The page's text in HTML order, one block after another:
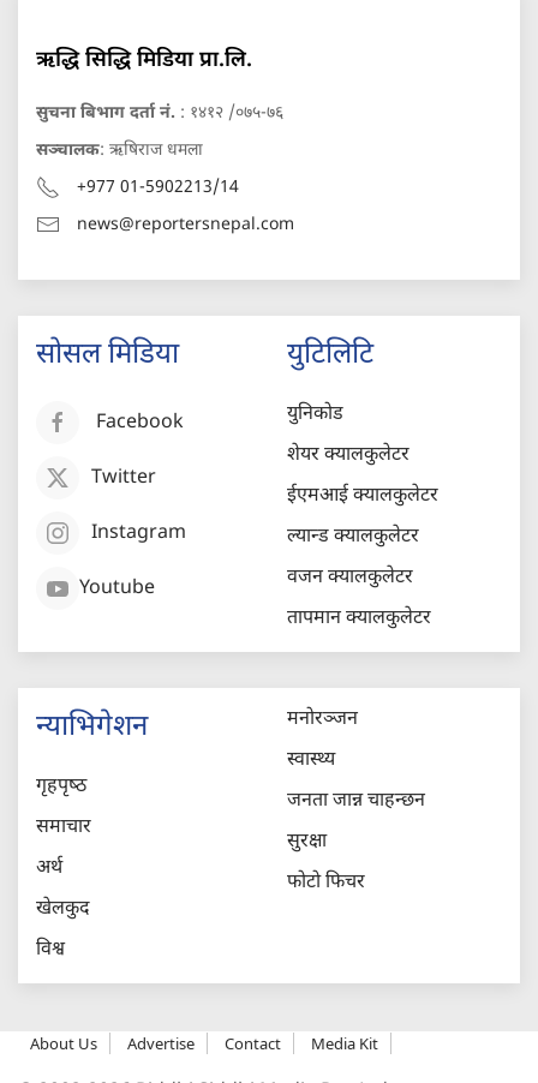
ऋद्धि सिद्धि मिडिया प्रा.लि.
सुचना बिभाग दर्ता नं. : १४१२ /०७५-७६
सञ्चालक: ऋषिराज धमला
+977 01-5902213/14
news@reportersnepal.com
सोसल मिडिया
Facebook
Twitter
Instagram
Youtube
युटिलिटि
युनिकोड
शेयर क्यालकुलेटर
ईएमआई क्यालकुलेटर
ल्यान्ड क्यालकुलेटर
वजन क्यालकुलेटर
तापमान क्यालकुलेटर
न्याभिगेशन
गृहपृष्‍ठ
समाचार
अर्थ
खेलकुद
विश्व
मनोरञ्जन
स्वास्थ्य
जनता जान्न चाहन्छन
सुरक्षा
फोटो फिचर
About Us Advertise Contact Media Kit